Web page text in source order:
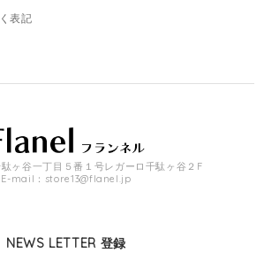
表記
ヶ谷一丁目５番１号レガーロ千駄ヶ谷２F
E-mail： store13@flanel.jp
NEWS LETTER 登録